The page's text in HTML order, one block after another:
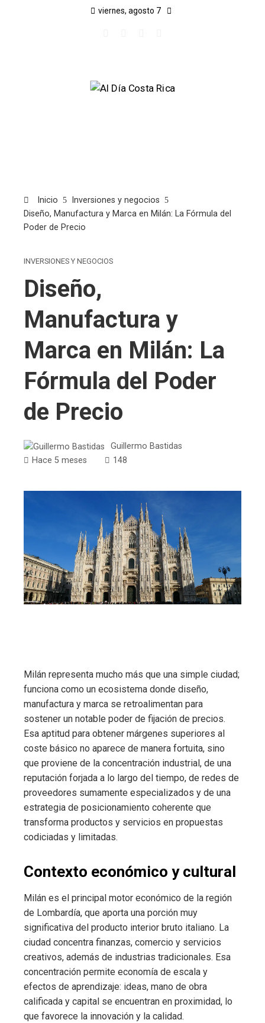
viernes, agosto 7
Inicio
Inversiones y negocios
Diseño, Manufactura y Marca en Milán: La Fórmula del
Poder de Precio
INVERSIONES Y NEGOCIOS
Diseño,
Manufactura y
Marca en Milán: La
Fórmula del Poder
de Precio
Guillermo Bastidas
Hace 5 meses
148
Milán representa mucho más que una simple ciudad;
funciona como un ecosistema donde diseño,
manufactura y marca se retroalimentan para
sostener un notable poder de fijación de precios.
Esa aptitud para obtener márgenes superiores al
coste básico no aparece de manera fortuita, sino
que proviene de la concentración industrial, de una
reputación forjada a lo largo del tiempo, de redes de
proveedores sumamente especializados y de una
estrategia de posicionamiento coherente que
transforma productos y servicios en propuestas
codiciadas y limitadas.
Contexto económico y cultural
Milán es el principal motor económico de la región
de Lombardía, que aporta una porción muy
significativa del producto interior bruto italiano. La
ciudad concentra finanzas, comercio y servicios
creativos, además de industrias tradicionales. Esa
concentración permite economía de escala y
efectos de aprendizaje: ideas, mano de obra
calificada y capital se encuentran en proximidad, lo
que favorece la innovación y la calidad.